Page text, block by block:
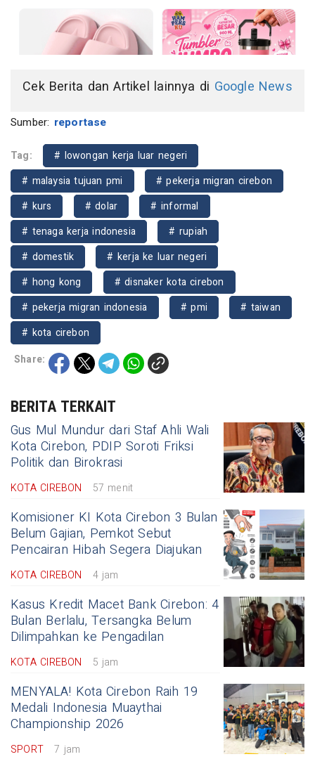
Cek Berita dan Artikel lainnya di Google News
Sumber: reportase
Tag:
# lowongan kerja luar negeri
# malaysia tujuan pmi
# pekerja migran cirebon
# kurs
# dolar
# informal
# tenaga kerja indonesia
# rupiah
# domestik
# kerja ke luar negeri
# hong kong
# disnaker kota cirebon
# pekerja migran indonesia
# pmi
# taiwan
# kota cirebon
Share:
BERITA TERKAIT
Gus Mul Mundur dari Staf Ahli Wali
Kota Cirebon, PDIP Soroti Friksi
Politik dan Birokrasi
KOTA CIREBON 57 menit
Komisioner KI Kota Cirebon 3 Bulan
Belum Gajian, Pemkot Sebut
Pencairan Hibah Segera Diajukan
KOTA CIREBON 4 jam
Kasus Kredit Macet Bank Cirebon: 4
Bulan Berlalu, Tersangka Belum
Dilimpahkan ke Pengadilan
KOTA CIREBON 5 jam
MENYALA! Kota Cirebon Raih 19
Medali Indonesia Muaythai
Championship 2026
SPORT 7 jam